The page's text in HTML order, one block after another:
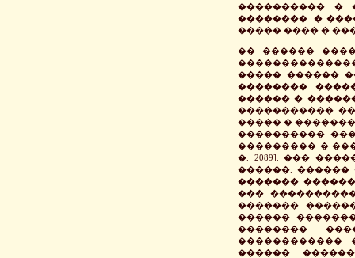
���������� �
��������. �
����� ���� �
�� ������
����� ������
��������
������ �
�����������
����� �
����������
��������� �
�. 2089]. ���
������. ������
�������
���
�������
������
��������
������������
������